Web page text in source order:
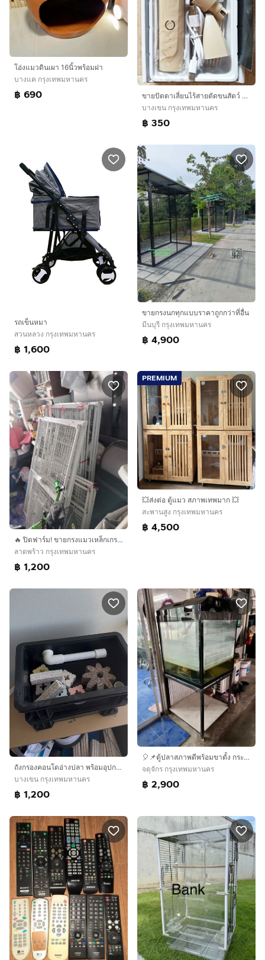
โอ่งแมวดินเผา 16นิ้วพร้อมฝา
บางแค กรุงเทพมหานคร
฿ 690
ขายปัตตาเลี่ยนไร้สายตัดขนสัตว์ สุนัข แมว หรือสัตว์ขนยาวชนิดอื่นๆ สามารถตัดขนได้อย่างลื่นไหล และไม่กินขน ทำให้การตัดขนเป็นเรื่องง่าย
บางเขน กรุงเทพมหานคร
฿ 350
รถเข็นหมา
สวนหลวง กรุงเทพมหานคร
฿ 1,600
ขายกรงนกทุกแบบราคาถูกกว่าที่อื่น
มีนบุรี กรุงเทพมหานคร
฿ 4,900
🔥 ปิดฟาร์ม! ขายกรงแมวเหล็กเกรดฟาร์ม สภาพ 98% ใช้แค่ 2 เดือน
ลาดพร้าว กรุงเทพมหานคร
฿ 1,200
PREMIUM
💥ส่งต่อ ตู้แมว สภาพเทพมาก 💥
สะพานสูง กรุงเทพมหานคร
฿ 4,500
ถังกรองคอนโดอ่างปลา พร้อมอุปกรณ์เลี้ยง มือ 1 ยังไม่ผ่านการใช้งาน
บางเขน กรุงเทพมหานคร
฿ 1,200
🎈📌ตู้ปลาสภาพดีพร้อมขาตั้ง กระจกหนาไม่แตกง่ายหนักมากยังใสๆหลังการขายดูแลให้ ราคากันเอง☎️📲🚗🛻🚘🚙
จตุจักร กรุงเทพมหานคร
฿ 2,900